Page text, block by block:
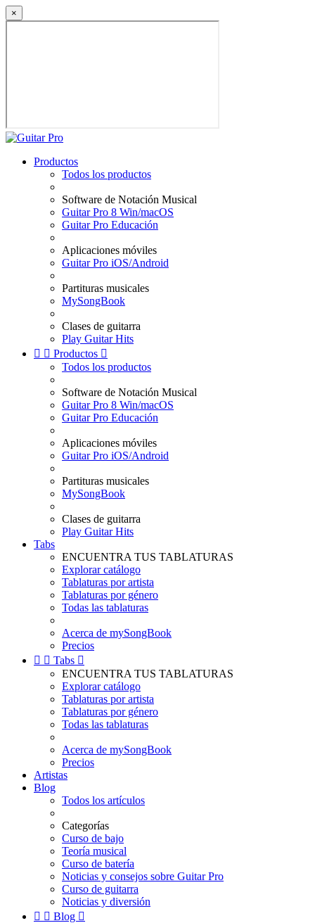
×
Productos
Todos los productos
Software de Notación Musical
Guitar Pro 8 Win/macOS
Guitar Pro Educación
Aplicaciones móviles
Guitar Pro iOS/Android
Partituras musicales
MySongBook
Clases de guitarra
Play Guitar Hits
  Productos 
Todos los productos
Software de Notación Musical
Guitar Pro 8 Win/macOS
Guitar Pro Educación
Aplicaciones móviles
Guitar Pro iOS/Android
Partituras musicales
MySongBook
Clases de guitarra
Play Guitar Hits
Tabs
ENCUENTRA TUS TABLATURAS
Explorar catálogo
Tablaturas por artista
Tablaturas por género
Todas las tablaturas
Acerca de mySongBook
Precios
  Tabs 
ENCUENTRA TUS TABLATURAS
Explorar catálogo
Tablaturas por artista
Tablaturas por género
Todas las tablaturas
Acerca de mySongBook
Precios
Artistas
Blog
Todos los artículos
Categorías
Curso de bajo
Teoría musical
Curso de batería
Noticias y consejos sobre Guitar Pro
Curso de guitarra
Noticias y diversión
  Blog 